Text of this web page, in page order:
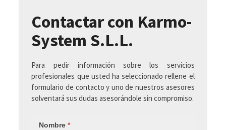
Contactar con Karmo-
System S.L.L.
Para pedir información sobre los servicios
profesionales que usted ha seleccionado rellene el
formulario de contacto y uno de nuestros asesores
solventará sus dudas asesorándole sin compromiso.
Nombre*